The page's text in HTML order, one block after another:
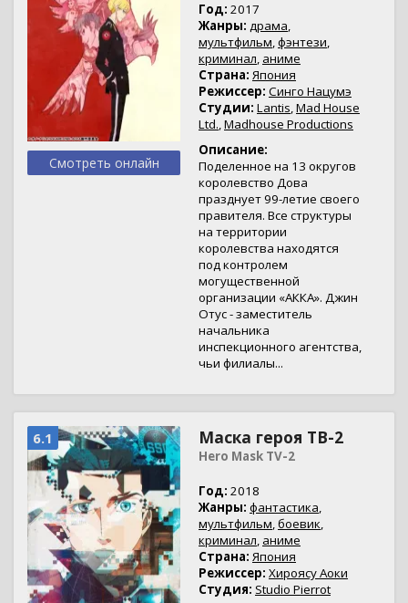
Смотреть онлайн
Год: 2017
Жанры: драма,
мультфильм,фэнтези,
криминал, аниме
Страна: Япония
Режиссер: Синго Нацумэ
Студии: Lantis,Mad House
Ltd.,Madhouse Productions
Описание:
Поделенное на 13 округов
королевство Дова
празднует 99-летие своего
правителя. Все структуры
на территории
королевства находятся
под контролем
могущественной
организации «АККА». Джин
Отус - заместитель
начальника
инспекционного агентства,
чьи филиалы...
6.1 Маска героя ТВ-2
Hero Mask TV-2
Год: 2018
Жанры: фантастика,
мультфильм,боевик,
криминал, аниме
Страна: Япония
Режиссер: Хироясу Аоки
Студия: Studio Pierrot